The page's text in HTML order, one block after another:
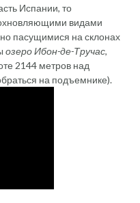
Испании, то
видами
пасущимися на склонах
озеро Ибон-де-Тручас,
2144 метров над
на подъемнике).